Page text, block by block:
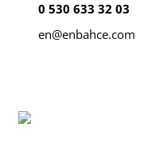
0 530 633 32 03
en@enbahce.com